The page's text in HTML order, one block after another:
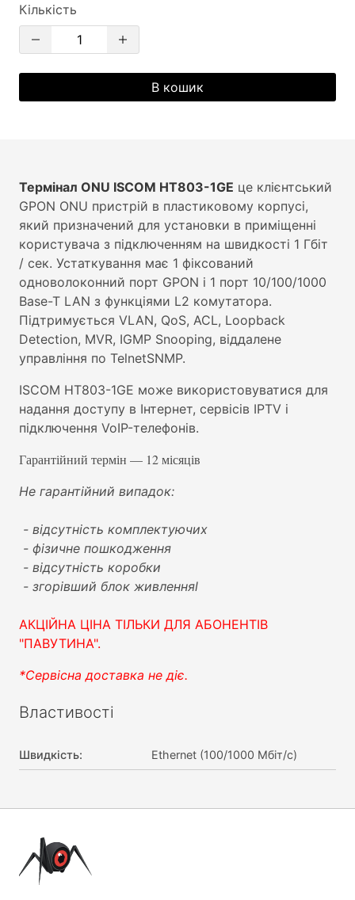
Кількість
В кошик
Термінал ONU ISCOM HT803-1GE це клієнтський
GPON ONU пристрій в пластиковому корпусі,
який призначений для установки в приміщенні
користувача з підключенням на швидкості 1 Гбіт
/ сек. Устаткування має 1 фіксований
одноволоконний порт GPON і 1 порт 10/100/1000
Base-T LAN з функціями L2 комутатора.
Підтримується VLAN, QoS, ACL, Loopback
Detection, MVR, IGMP Snooping, віддалене
управління по TelnetSNMP.
ISCOM HT803-1GE може використовуватися для
надання доступу в Інтернет, сервісів IPTV і
підключення VoIP-телефонів.
Гарантійний термін — 12 місяців
Не гарантійний випадок:
- відсутність комплектуючих
- фізичне пошкодження
- відсутність коробки
- згорівший блок живленняl
АКЦІЙНА ЦІНА ТІЛЬКИ ДЛЯ АБОНЕНТІВ
"ПАВУТИНА".
*Сервісна доставка не діє.
Властивості
Швидкість: Ethernet (100/1000 Мбіт/с)